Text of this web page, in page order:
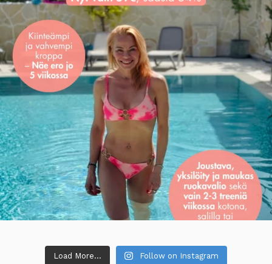
Load More... Follow on Instagram